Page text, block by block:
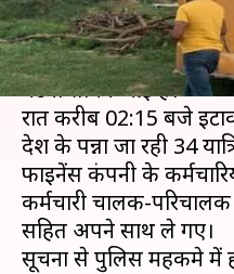
क्या है खबर?
उत्तर प्रदेश के आगरा में
घटना सामने आई है।
रात करीब 02:15 बजे
प्रदेश के पन्ना जा रही 34
फाइनेंस कंपनी के
कर्मचारी चालक-
सहित अपने साथ ले गए।
सूचना से पुलिस महकमे में